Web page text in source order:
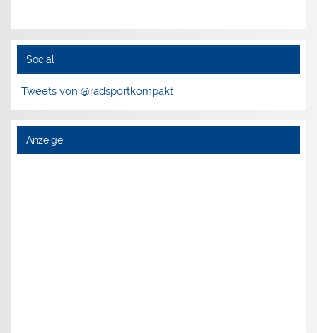
Social
Tweets von @radsportkompakt
Anzeige